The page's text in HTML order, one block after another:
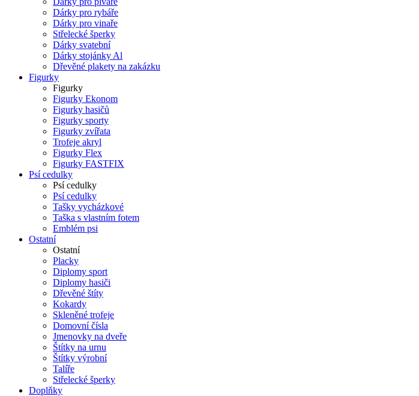
Dárky pro rybáře
Dárky pro vinaře
Střelecké šperky
Dárky svatební
Dárky stojánky Al
Dřevěné plakety na zakázku
Figurky
Figurky
Figurky Ekonom
Figurky hasičů
Figurky sporty
Figurky zvířata
Trofeje akryl
Figurky Flex
Figurky FASTFIX
Psí cedulky
Psí cedulky
Psí cedulky
Tašky vycházkové
Taška s vlastním fotem
Emblém psi
Ostatní
Ostatní
Placky
Diplomy sport
Diplomy hasiči
Dřevěné štíty
Kokardy
Skleněné trofeje
Domovní čísla
Jmenovky na dveře
Štítky na urnu
Štítky výrobní
Talíře
Střelecké šperky
Doplňky